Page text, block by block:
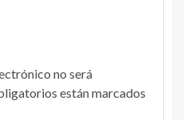
no será
están marcados